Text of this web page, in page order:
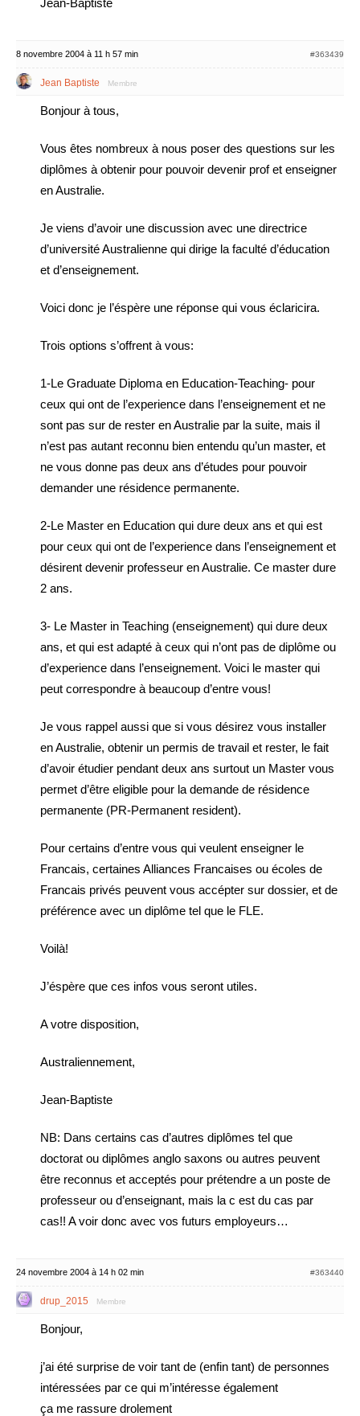
8 novembre 2004 à 11 h 57 min #363439
Jean Baptiste Membre
Bonjour à tous,
Vous êtes nombreux à nous poser des questions sur les
diplômes à obtenir pour pouvoir devenir prof et enseigner
en Australie.
Je viens d’avoir une discussion avec une directrice
d’université Australienne qui dirige la faculté d’éducation
et d’enseignement.
Voici donc je l’éspère une réponse qui vous éclaricira.
Trois options s’offrent à vous:
1-Le Graduate Diploma en Education-Teaching- pour
ceux qui ont de l’experience dans l’enseignement et ne
sont pas sur de rester en Australie par la suite, mais il
n’est pas autant reconnu bien entendu qu’un master, et
ne vous donne pas deux ans d’études pour pouvoir
demander une résidence permanente.
2-Le Master en Education qui dure deux ans et qui est
pour ceux qui ont de l’experience dans l’enseignement et
désirent devenir professeur en Australie. Ce master dure
2 ans.
3- Le Master in Teaching (enseignement) qui dure deux
ans, et qui est adapté à ceux qui n’ont pas de diplôme ou
d’experience dans l’enseignement. Voici le master qui
peut correspondre à beaucoup d’entre vous!
Je vous rappel aussi que si vous désirez vous installer
en Australie, obtenir un permis de travail et rester, le fait
d’avoir étudier pendant deux ans surtout un Master vous
permet d’être eligible pour la demande de résidence
permanente (PR-Permanent resident).
Pour certains d’entre vous qui veulent enseigner le
Francais, certaines Alliances Francaises ou écoles de
Francais privés peuvent vous accépter sur dossier, et de
préférence avec un diplôme tel que le FLE.
Voilà!
J’éspère que ces infos vous seront utiles.
A votre disposition,
Australiennement,
Jean-Baptiste
NB: Dans certains cas d’autres diplômes tel que
doctorat ou diplômes anglo saxons ou autres peuvent
être reconnus et acceptés pour prétendre a un poste de
professeur ou d’enseignant, mais la c est du cas par
cas!! A voir donc avec vos futurs employeurs…
24 novembre 2004 à 14 h 02 min #363440
drup_2015 Membre
Bonjour,
j’ai été surprise de voir tant de (enfin tant) de personnes
intéressées par ce qui m’intéresse également
ça me rassure drolement